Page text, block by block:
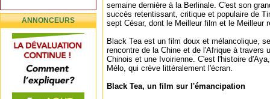
ANNONCEURS
semaine dernière à la Berlinale. C'est son
succès retentissant, critique et populaire de
sept César, dont le Meilleur film et le Meilleur
Black Tea est un film doux et mélancolique,
rencontre de la Chine et de l'Afrique à travers
Chinois et une Ivoirienne. C'est l'histoire
Mélo, qui crève littéralement l'écran.
Black Tea, un film sur l'émancipation